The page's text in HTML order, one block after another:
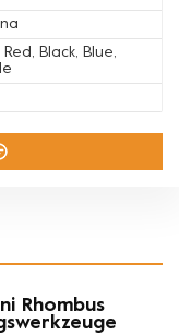
Red, Black, Blue,
Rhombus